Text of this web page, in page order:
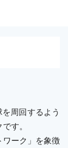
周回するよう
す。
ーク」を象徴